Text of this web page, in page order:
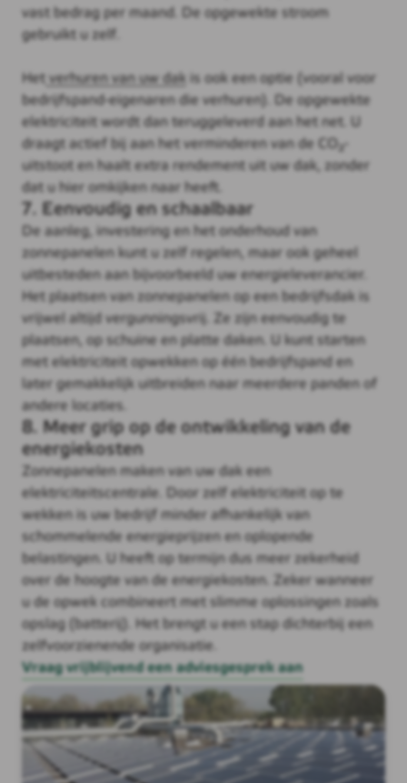
vast bedrag per maand. De opgewekte stroom
gebruikt u zelf.
Het verhuren van uw dak is ook een optie (vooral voor
bedrijfspand-eigenaren die verhuren). De opgewekte
elektriciteit wordt dan teruggeleverd aan het net. U
draagt actief bij aan het verminderen van de CO₂-
uitstoot en haalt extra rendement uit uw dak, zonder
dat u hier omkijken naar heeft.
7. Eenvoudig en schaalbaar
De aanleg, investering en het onderhoud van
zonnepanelen kunt u zelf regelen, maar ook geheel
uitbesteden aan bijvoorbeeld uw energieleverancier.
Het plaatsen van zonnepanelen op een bedrijfsdak is
vrijwel altijd vergunningsvrij. Ze zijn eenvoudig te
plaatsen, op schuine en platte daken. U kunt starten
met elektriciteit opwekken op één bedrijfspand en
later gemakkelijk uitbreiden naar meerdere panden of
andere locaties.
8. Meer grip op de ontwikkeling van de
energiekosten
Zonnepanelen maken van uw dak een
elektriciteitscentrale. Door zelf elektriciteit op te
wekken is uw bedrijf minder afhankelijk van
schommelende energieprijzen en oplopende
belastingen. U heeft op termijn dus meer zekerheid
over de hoogte van de energiekosten. Zeker wanneer
u de opwek combineert met slimme oplossingen zoals
opslag (batterij). Het brengt u een stap dichterbij een
zelfvoorzienende organisatie.
Vraag vrijblijvend een adviesgesprek aan